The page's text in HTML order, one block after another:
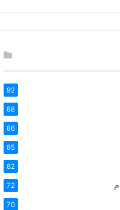
92
88
86
85
82
72
70